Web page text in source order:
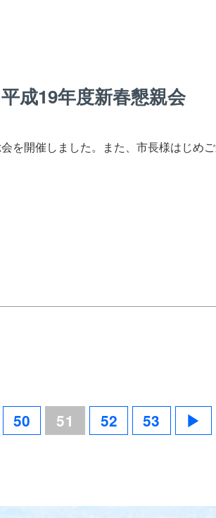
成19年度新春懇親会
を開催しました。また、市長様はじめ
50 51 52 53 ▶